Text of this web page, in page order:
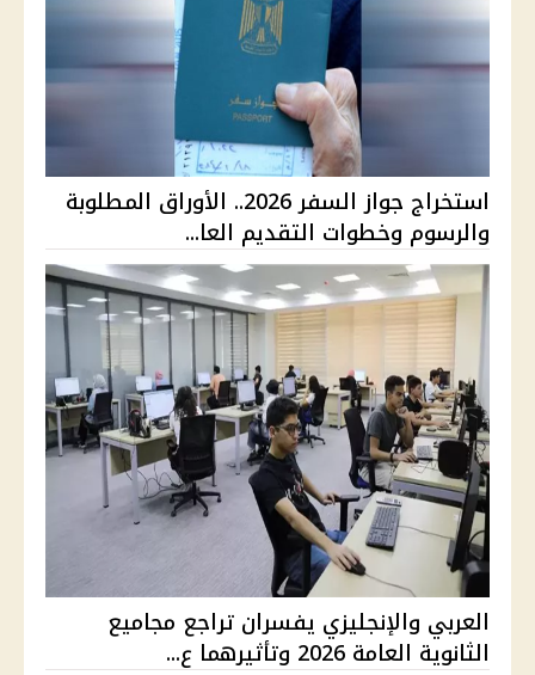
استخراج جواز السفر 2026.. الأوراق المطلوبة
والرسوم وخطوات التقديم العا...
العربي والإنجليزي يفسران تراجع مجاميع
الثانوية العامة 2026 وتأثيرهما ع...